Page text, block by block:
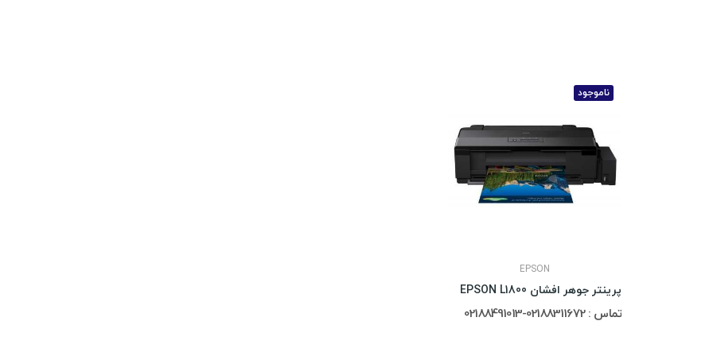
ناموجود
EPSON
پرینتر جوهر افشان EPSON L1800
تماس : 02188311672-02188491013